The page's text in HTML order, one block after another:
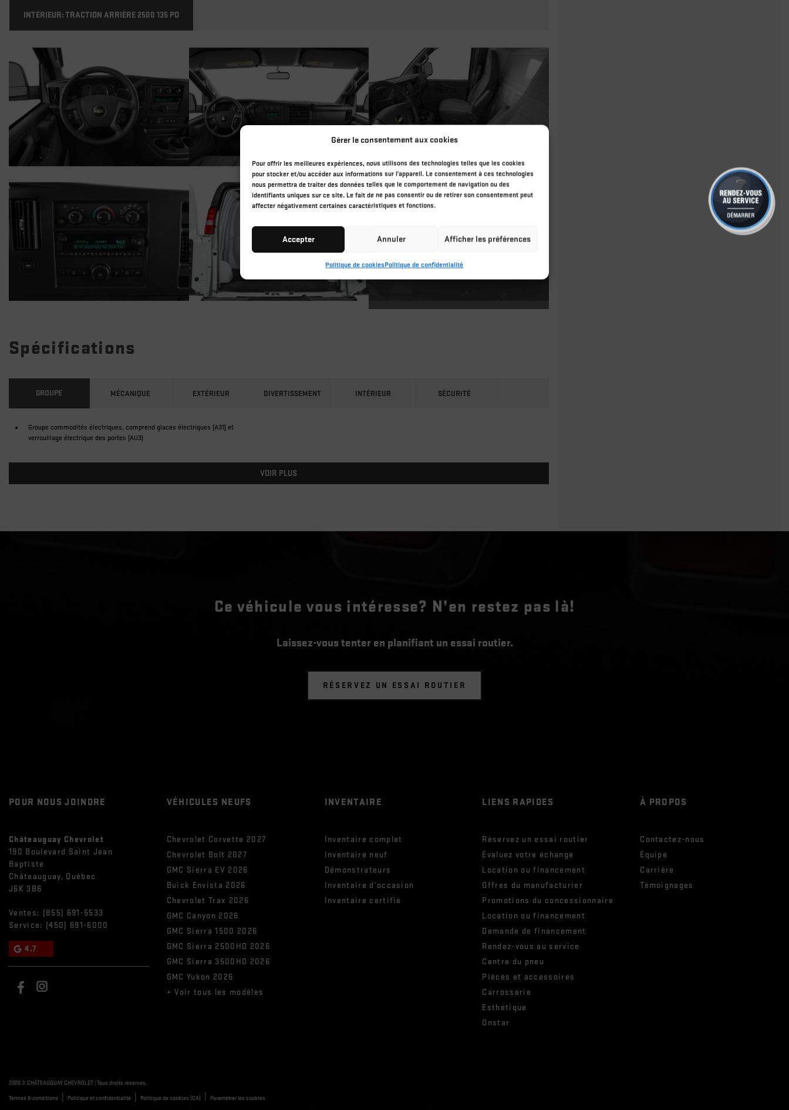
Gérer le consentement aux cookies
Pour offrir les meilleures expériences, nous utilisons des technologies telles que les cookies
pour stocker et/ou accéder aux informations sur l'appareil. Le consentement à ces technologies
nous permettra de traiter des données telles que le comportement de navigation ou des
identifiants uniques sur ce site. Le fait de ne pas consentir ou de retirer son consentement peut
affecter négativement certaines caractéristiques et fonctions.
Accepter Annuler Afficher les préférences
Politique de cookiesPolitique de confidentialité
INTÉRIEUR:TRACTION ARRIÈRE 2500 135 PO
Spécifications
GROUPE MÉCANIQUE EXTÉRIEUR DIVERTISSEMENT INTÉRIEUR SÉCURITÉ
Groupe commodités électriques, comprend glaces électriques (A31) et
verrouillage électrique des portes (AU3)
VOIR PLUS
Ce véhicule vous intéresse? N’en restez pas là!
Laissez-vous tenter en planifiant un essai routier.
RÉSERVEZ UN ESSAI ROUTIER
POUR NOUS JOINDRE
Châteauguay Chevrolet
190 Boulevard Saint Jean
Baptiste
Châteauguay, Québec
J6K 3B6
Ventes: (855) 691-5533
Service: (450) 691-6000
4.7
VÉHICULES NEUFS
Chevrolet Corvette 2027
Chevrolet Bolt 2027
GMC Sierra EV 2026
Buick Envista 2026
Chevrolet Trax 2026
GMC Canyon 2026
GMC Sierra 1500 2026
GMC Sierra 2500HD 2026
GMC Sierra 3500HD 2026
GMC Yukon 2026
+ Voir tous les modèles
INVENTAIRE
Inventaire complet
Inventaire neuf
Démonstrateurs
Inventaire d’occasion
Inventaire certifié
LIENS RAPIDES
Réservez un essai routier
Évaluez votre échange
Location ou financement
Offres du manufacturier
Promotions du concessionnaire
Location ou financement
Demande de financement
Rendez-vous au service
Centre du pneu
Pièces et accessoires
Carrosserie
Esthétique
Onstar
À PROPOS
Contactez-nous
Équipe
Carrière
Témoignages
2026 © CHÂTEAUGUAY CHEVROLET | Tous droits réservés.
Termes & conditions Politique et confidentialité Politique de cookies (CA) Paramétrer les cookies